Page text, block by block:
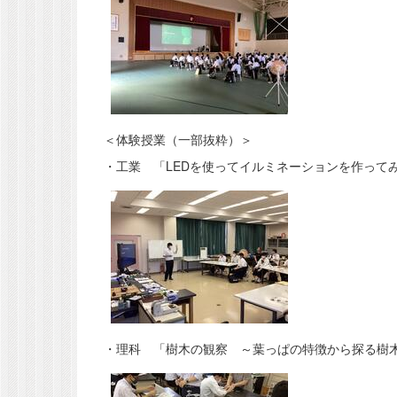
＜体験授業（一部抜粋）＞
・工業 「LEDを使ってイルミネーションを作って
・理科 「樹木の観察 ～葉っぱの特徴から探る樹